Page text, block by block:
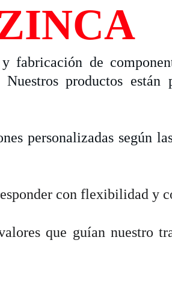
de
productos están
personalizadas según
con flexibilidad y
que guían nuestro